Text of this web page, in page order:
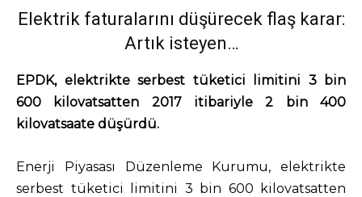
Elektrik faturalarını düşürecek flaş karar:
Artık isteyen…
EPDK, elektrikte serbest tüketici limitini 3 bin
600 kilovatsatten 2017 itibariyle 2 bin 400
kilovatsaate düşürdü.
Enerji Piyasası Düzenleme Kurumu, elektrikte
serbest tüketici limitini 3 bin 600 kilovatsatten